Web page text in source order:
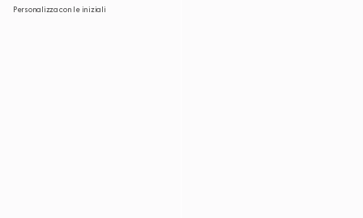
Personalizza con le iniziali